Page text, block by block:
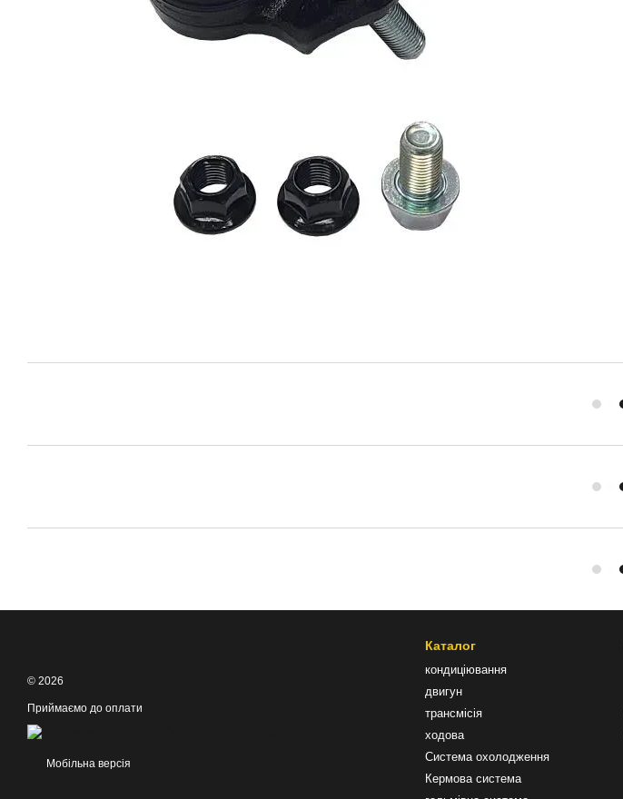
© 2026
Приймаємо до оплати
Мобільна версія
Каталог
кондиціювання
двигун
трансмісія
ходова
Система охолодження
Кермова система